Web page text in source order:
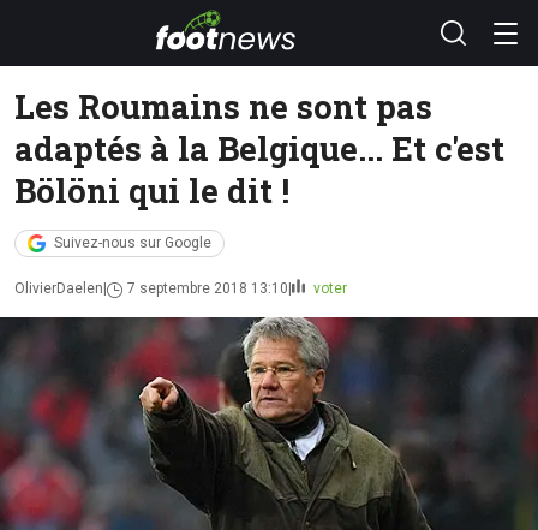
Les Roumains ne sont pas
adaptés à la Belgique... Et c'est
Bölöni qui le dit !
Suivez-nous sur Google
OlivierDaelen 7 septembre 2018 13:10 voter